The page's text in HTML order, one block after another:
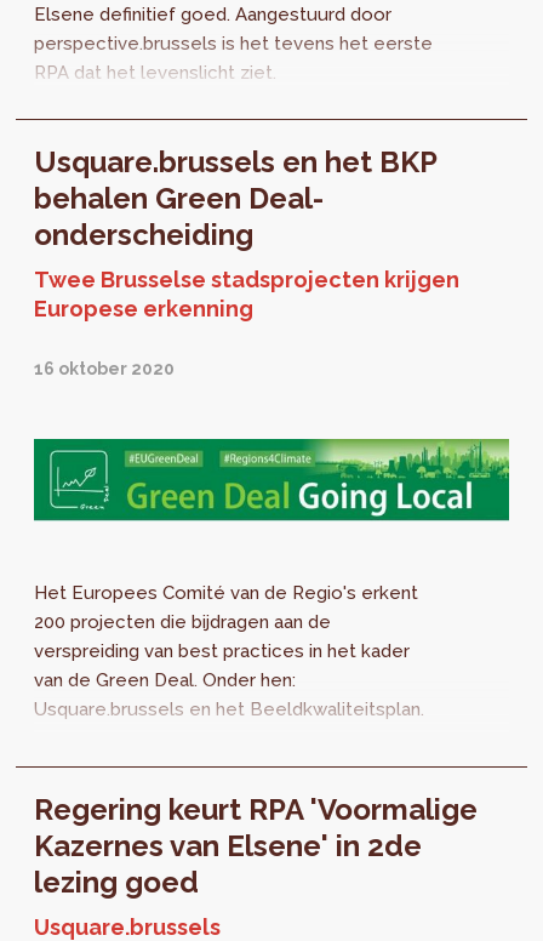
Elsene definitief goed. Aangestuurd door
perspective.brussels is het tevens het eerste
RPA dat het levenslicht ziet.
Usquare.brussels en het BKP
behalen Green Deal-
onderscheiding
Twee Brusselse stadsprojecten krijgen
Europese erkenning
16 oktober 2020
Het Europees Comité van de Regio's erkent
200 projecten die bijdragen aan de
verspreiding van best practices in het kader
van de Green Deal. Onder hen:
Usquare.brussels en het Beeldkwaliteitsplan.
Regering keurt RPA 'Voormalige
Kazernes van Elsene' in 2de
lezing goed
Usquare.brussels